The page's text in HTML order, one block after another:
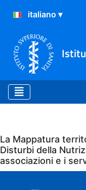
Eventi
La Mappatura
Disturbi della
associazioni e i